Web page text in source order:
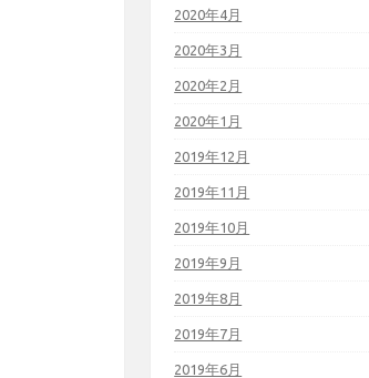
2020年4月
2020年3月
2020年2月
2020年1月
2019年12月
2019年11月
2019年10月
2019年9月
2019年8月
2019年7月
2019年6月